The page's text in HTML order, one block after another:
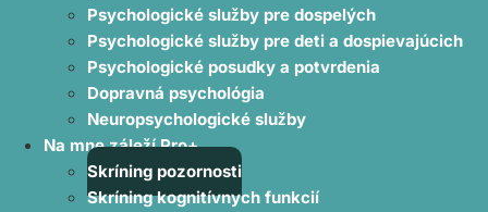
Psychologické služby pre dospelých
Psychologické služby pre deti a dospievajúcich
Psychologické posudky a potvrdenia
Dopravná psychológia
Neuropsychologické služby
Na mne záleží Pro+
Skríning pozornosti
Skríning kognitívnych funkcií